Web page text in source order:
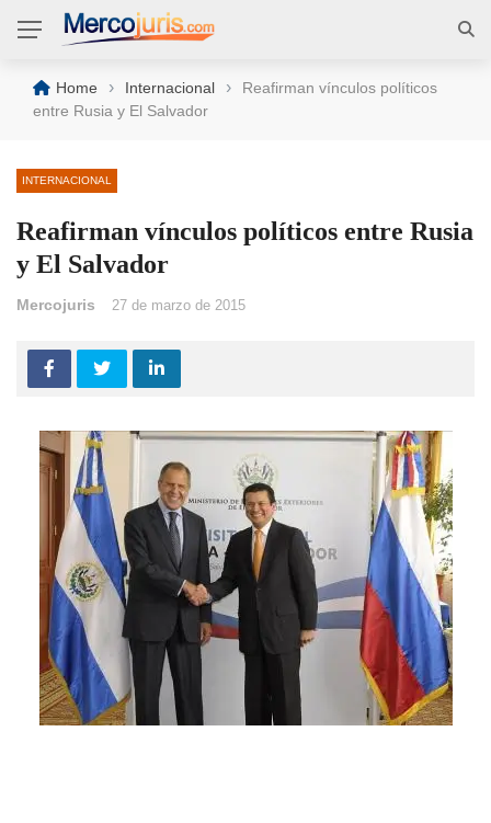
Home › Internacional ›
Reafirman vínculos políticos
entre Rusia y El Salvador
INTERNACIONAL
Reafirman vínculos políticos entre Rusia
y El Salvador
Mercojuris 27 de marzo de 2015